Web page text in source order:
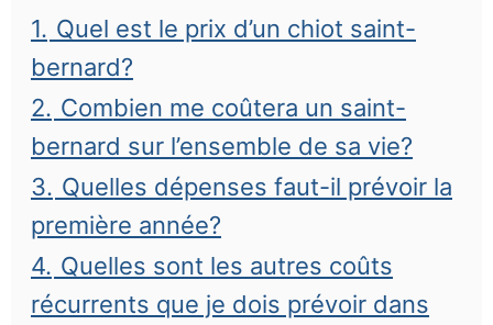
1. Quel est le prix d’un chiot saint-
bernard?
2. Combien me coûtera un saint-
bernard sur l’ensemble de sa vie?
3. Quelles dépenses faut-il prévoir la
première année?
4. Quelles sont les autres coûts
récurrents que je dois prévoir dans